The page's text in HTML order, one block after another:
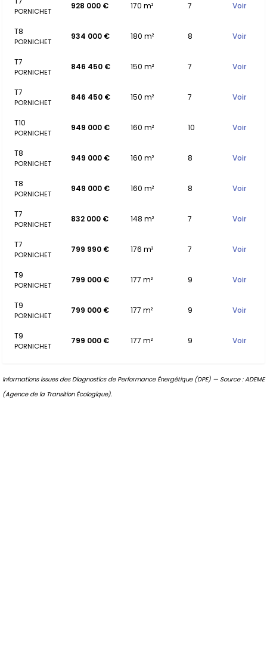
PORNICHET
928 000 € 170 m² 7 Voir
T8
PORNICHET
934 000 € 180 m² 8 Voir
T7
PORNICHET
846 450 € 150 m² 7 Voir
T7
PORNICHET
846 450 € 150 m² 7 Voir
T10
PORNICHET
949 000 € 160 m² 10 Voir
T8
PORNICHET
949 000 € 160 m² 8 Voir
T8
PORNICHET
949 000 € 160 m² 8 Voir
T7
PORNICHET
832 000 € 148 m² 7 Voir
T7
PORNICHET
799 990 € 176 m² 7 Voir
T9
PORNICHET
799 000 € 177 m² 9 Voir
T9
PORNICHET
799 000 € 177 m² 9 Voir
T9
PORNICHET
799 000 € 177 m² 9 Voir
Informations issues des Diagnostics de Performance Énergétique (DPE) — Source : ADEME
(Agence de la Transition Écologique).